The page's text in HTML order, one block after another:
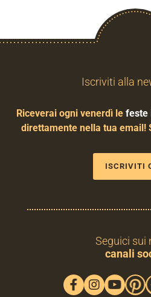
Iscriviti alla
Riceverai ogni venerdì le feste
direttamente nella tua email!
ISCRIVITI
Seguici sui
canali